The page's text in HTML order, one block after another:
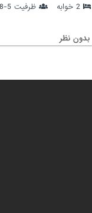
2 خوابه ظرفیت 5-8 نفر
بدون نظر